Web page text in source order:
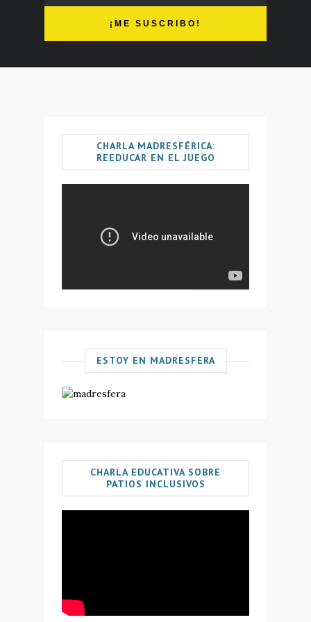
CHARLA MADRESFÉRICA:
REEDUCAR EN EL JUEGO
ESTOY EN MADRESFERA
CHARLA EDUCATIVA SOBRE
PATIOS INCLUSIVOS